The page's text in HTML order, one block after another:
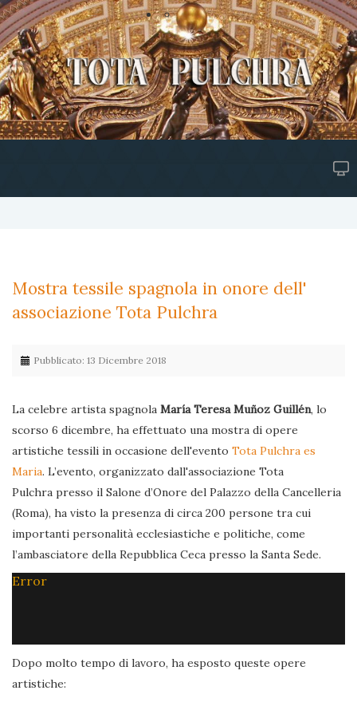
Mostra tessile spagnola in onore dell'
associazione Tota Pulchra
Pubblicato: 13 Dicembre 2018
La celebre artista spagnola María Teresa Muñoz Guillén, lo
scorso 6 dicembre, ha effettuato una mostra di opere
artistiche tessili in occasione dell'evento Tota Pulchra es
Maria. L’evento, organizzato dall'associazione Tota
Pulchra presso il Salone d’Onore del Palazzo della Cancelleria
(Roma), ha visto la presenza di circa 200 persone tra cui
importanti personalità ecclesiastiche e politiche, come
l’ambasciatore della Repubblica Ceca presso la Santa Sede.
Error
Dopo molto tempo di lavoro, ha esposto queste opere
artistiche: